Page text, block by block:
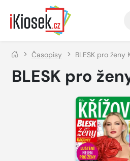
Přejít na hlavní obsah
Časopisy BLESK pro ženy
BLESK pro